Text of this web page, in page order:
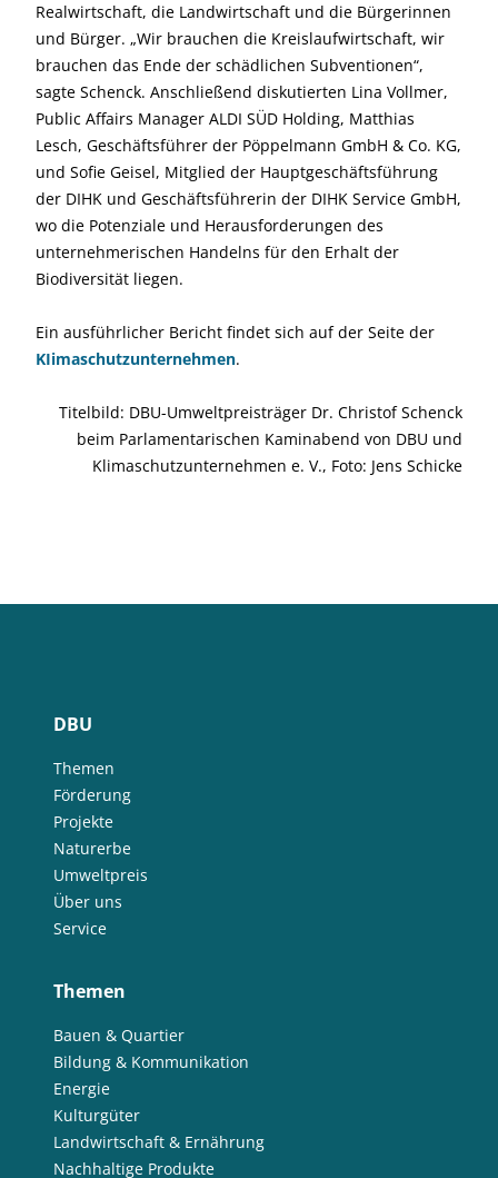
Realwirtschaft, die Landwirtschaft und die Bürgerinnen
und Bürger. „Wir brauchen die Kreislaufwirtschaft, wir
brauchen das Ende der schädlichen Subventionen“,
sagte Schenck. Anschließend diskutierten Lina Vollmer,
Public Affairs Manager ALDI SÜD Holding, Matthias
Lesch, Geschäftsführer der Pöppelmann GmbH & Co. KG,
und Sofie Geisel, Mitglied der Hauptgeschäftsführung
der DIHK und Geschäftsführerin der DIHK Service GmbH,
wo die Potenziale und Herausforderungen des
unternehmerischen Handelns für den Erhalt der
Biodiversität liegen.
Ein ausführlicher Bericht findet sich auf der Seite der
KIimaschutzunternehmen.
Titelbild: DBU-Umweltpreisträger Dr. Christof Schenck
beim Parlamentarischen Kaminabend von DBU und
Klimaschutzunternehmen e. V., Foto: Jens Schicke
DBU
Themen
Förderung
Projekte
Naturerbe
Umweltpreis
Über uns
Service
Themen
Bauen & Quartier
Bildung & Kommunikation
Energie
Kulturgüter
Landwirtschaft & Ernährung
Nachhaltige Produkte